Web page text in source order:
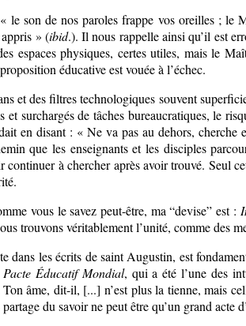
le son de nos paroles frappe vos oreilles ; le
» (ibid.). Il nous rappelle ainsi qu’il est
espaces physiques, certes utiles, mais le
éducative est vouée à l’échec.
et des filtres technologiques souvent
surchargés de tâches bureaucratiques, le
en disant : « Ne va pas au dehors, cherche
que les enseignants et les disciples
continuer à chercher après avoir trouvé.
vous le savez peut-être, ma “devise” est :
trouvons véritablement l’unité, comme des
dans les écrits de saint Augustin, est
Pacte Éducatif Mondial, qui a été l’une des
âme, dit-il, [...] n’est plus la tienne, mais
du savoir ne peut être qu’un grand acte